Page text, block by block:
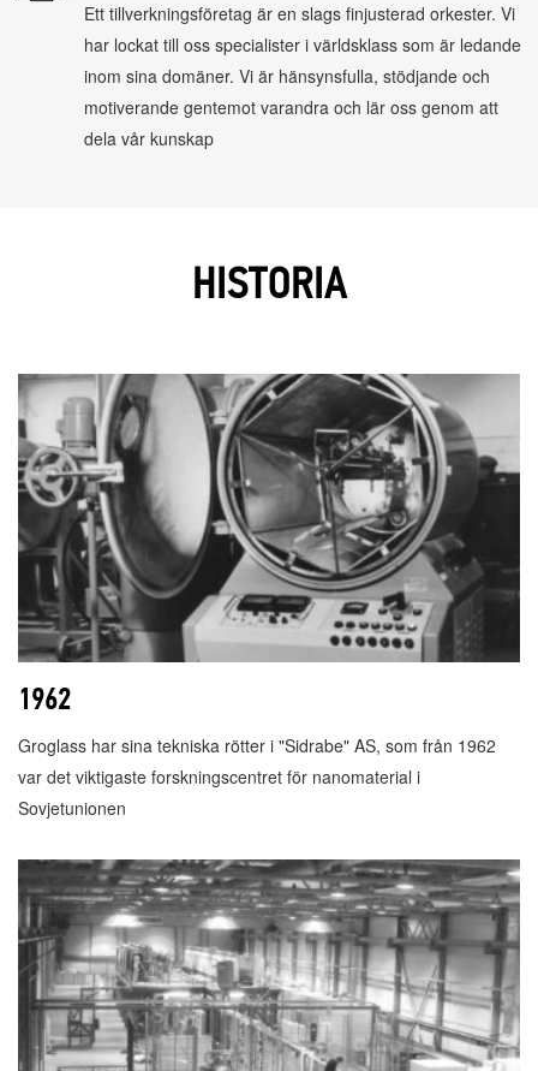
Ett tillverkningsföretag är en slags finjusterad orkester. Vi
har lockat till oss specialister i världsklass som är ledande
inom sina domäner. Vi är hänsynsfulla, stödjande och
motiverande gentemot varandra och lär oss genom att
dela vår kunskap
HISTORIA
1962
Groglass har sina tekniska rötter i "Sidrabe" AS, som från 1962
var det viktigaste forskningscentret för nanomaterial i
Sovjetunionen